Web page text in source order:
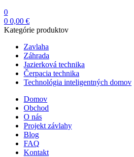
0
0 0,00 €
Kategórie produktov
Zavlaha
Záhrada
Jazierková technika
Čerpacia technika
Technológia inteligentných domov
Domov
Obchod
O nás
Projekt závlahy
Blog
FAQ
Kontakt